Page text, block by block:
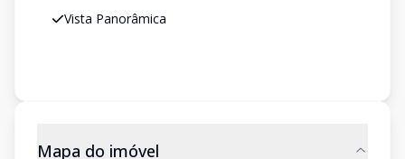
Vista Panorâmica
Mapa do imóvel